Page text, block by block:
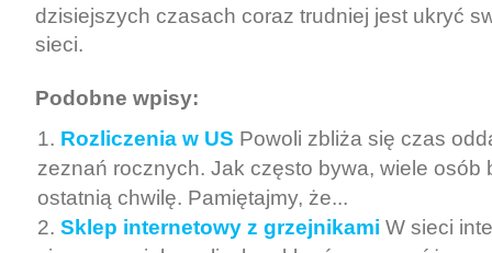
dzisiejszych czasach coraz trudniej jest ukryć
sieci.
Podobne wpisy:
Rozliczenia w US Powoli zbliża się czas
zeznań rocznych. Jak często bywa, wiele osób
ostatnią chwilę. Pamiętajmy, że...
Sklep internetowy z grzejnikami W sieci